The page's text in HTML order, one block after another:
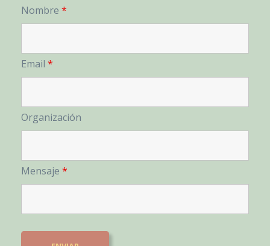
Nombre *
Email *
Organización
Mensaje *